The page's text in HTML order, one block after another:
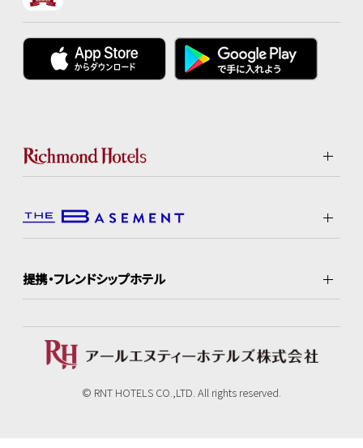
提携・フレンドシップホテル
© RNT HOTELS CO.,LTD. All rights reserved.